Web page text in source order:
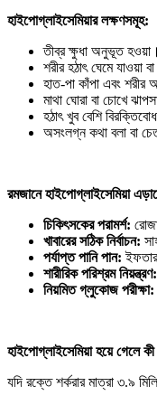
হাইপোগ্লাইসেমিয়ার লক্ষণসমূহ:
তীব্র ক্ষুধা অনুভূত হওয়া।
শরীর হঠাৎ ঘেমে যাওয়া
হাত-পা কাঁপা এবং শরীর
মাথা ঘোরা বা চোখে
হঠাৎ খুব বেশি
অসংলগ্ন কথা বলা বা
রমজানে হাইপোগ্লাইসেমিয়া
চিকিৎসকের পরামর্শ:
খাবারের সঠিক নির্বাচন:
পর্যাপ্ত পানি পান: ইফতার
শারীরিক পরিশ্রম নিয়ন্ত্রণ:
নিয়মিত গ্লুকোজ পরীক্ষা:
হাইপোগ্লাইসেমিয়া হয়ে গেলে
যদি রক্তে শর্করার মাত্রা ৩.৯